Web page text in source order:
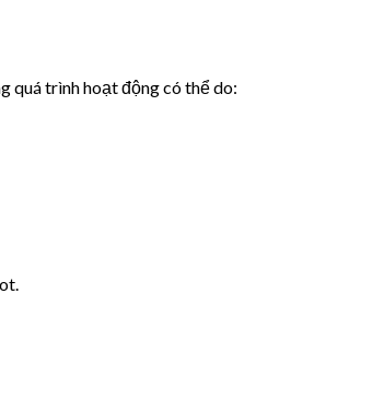
quá trình hoạt động có thể do: